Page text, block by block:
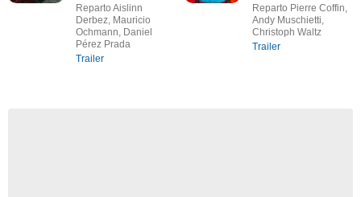
Reparto Aislinn
Derbez, Mauricio
Ochmann, Daniel
Pérez Prada
Trailer
Reparto Pierre Coffin,
Andy Muschietti,
Christoph Waltz
Trailer